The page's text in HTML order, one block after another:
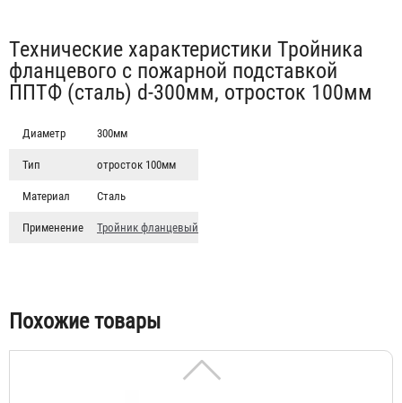
Табы
Технические характеристики Тройника
фланцевого с пожарной подставкой
ППТФ (сталь) d-300мм, отросток 100мм
Диаметр 300мм
Тип отросток 100мм
Материал Сталь
Применение Тройник фланцевый
Похожие товары
Тройник фланцевый с пожарной подставкой ППТФ